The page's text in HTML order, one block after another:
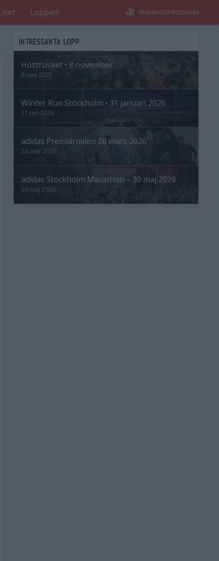
Loppen TRÄNINGSPROGRAM
INTRESSANTA LOPP
Höstrusket • 8 november
8 nov 2025
Winter Run Stockholm • 31 januari 2026
31 jan 2026
adidas Premiärmilen 28 mars 2026
28 mar 2026
adidas Stockholm Marathon – 30 maj 2026
30 maj 2026